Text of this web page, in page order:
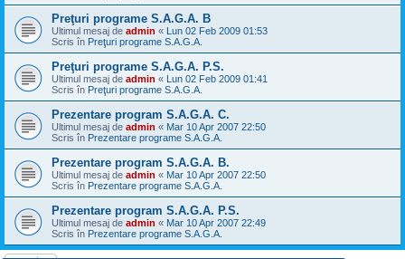
Preţuri programe S.A.G.A. B
Ultimul mesaj de admin « Lun 02 Feb 2009 01:53
Scris în Preţuri programe S.A.G.A.
Preţuri programe S.A.G.A. P.S.
Ultimul mesaj de admin « Lun 02 Feb 2009 01:41
Scris în Preţuri programe S.A.G.A.
Prezentare program S.A.G.A. C.
Ultimul mesaj de admin « Mar 10 Apr 2007 22:50
Scris în Prezentare programe S.A.G.A.
Prezentare program S.A.G.A. B.
Ultimul mesaj de admin « Mar 10 Apr 2007 22:50
Scris în Prezentare programe S.A.G.A.
Prezentare program S.A.G.A. P.S.
Ultimul mesaj de admin « Mar 10 Apr 2007 22:49
Scris în Prezentare programe S.A.G.A.